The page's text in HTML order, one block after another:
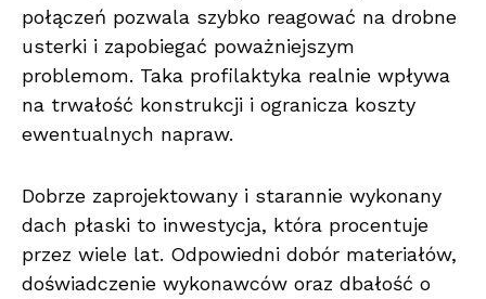
połączeń pozwala szybko reagować na drobne
usterki i zapobiegać poważniejszym
problemom. Taka profilaktyka realnie wpływa
na trwałość konstrukcji i ogranicza koszty
ewentualnych napraw.
Dobrze zaprojektowany i starannie wykonany
dach płaski to inwestycja, która procentuje
przez wiele lat. Odpowiedni dobór materiałów,
doświadczenie wykonawców oraz dbałość o